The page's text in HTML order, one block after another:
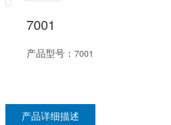
7001
产品型号：7001
产品详细描述